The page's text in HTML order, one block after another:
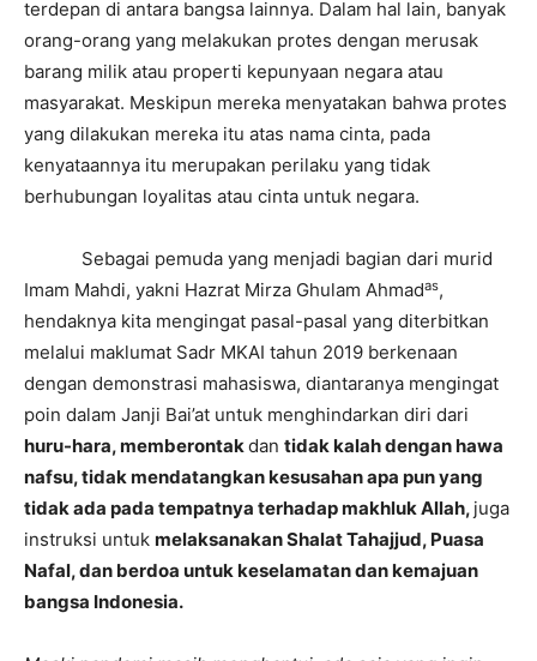
terdepan di antara bangsa lainnya. Dalam hal lain, banyak
orang-orang yang melakukan protes dengan merusak
barang milik atau properti kepunyaan negara atau
masyarakat. Meskipun mereka menyatakan bahwa protes
yang dilakukan mereka itu atas nama cinta, pada
kenyataannya itu merupakan perilaku yang tidak
berhubungan loyalitas atau cinta untuk negara.
Sebagai pemuda yang menjadi bagian dari murid
Imam Mahdi, yakni Hazrat Mirza Ghulam Ahmadas,
hendaknya kita mengingat pasal-pasal yang diterbitkan
melalui maklumat Sadr MKAI tahun 2019 berkenaan
dengan demonstrasi mahasiswa, diantaranya mengingat
poin dalam Janji Bai’at untuk menghindarkan diri dari
huru-hara, memberontakdan tidak kalah dengan hawa
nafsu, tidak mendatangkan kesusahan apa pun yang
tidak ada pada tempatnya terhadap makhluk Allah, juga
instruksi untuk melaksanakan Shalat Tahajjud, Puasa
Nafal, dan berdoa untuk keselamatan dan kemajuan
bangsa Indonesia.